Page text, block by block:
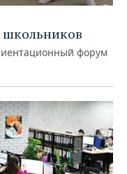
школьников
форум